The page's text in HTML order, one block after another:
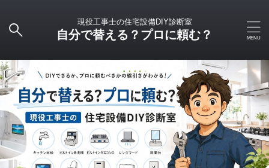
現役工事士の住宅設備DIY診断室
自分で替える？プロに頼む？